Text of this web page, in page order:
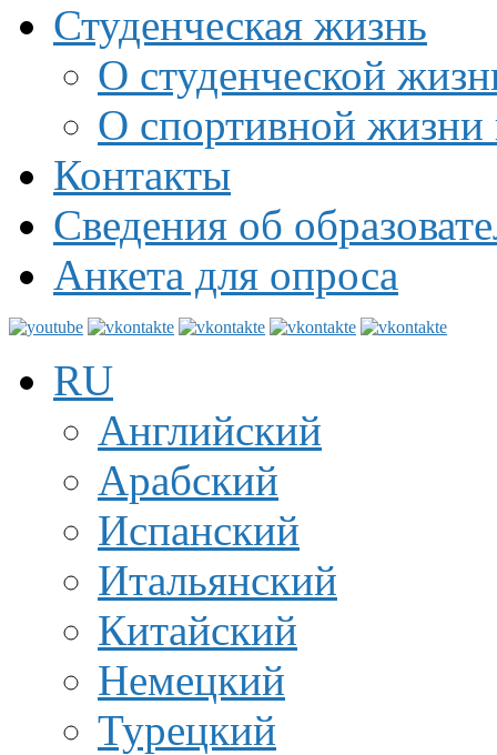
Студенческая жизнь
О студенческой
О спортивной жизни
Контакты
Сведения об
Анкета для опроса
RU
Английский
Арабский
Испанский
Итальянский
Китайский
Немецкий
Турецкий